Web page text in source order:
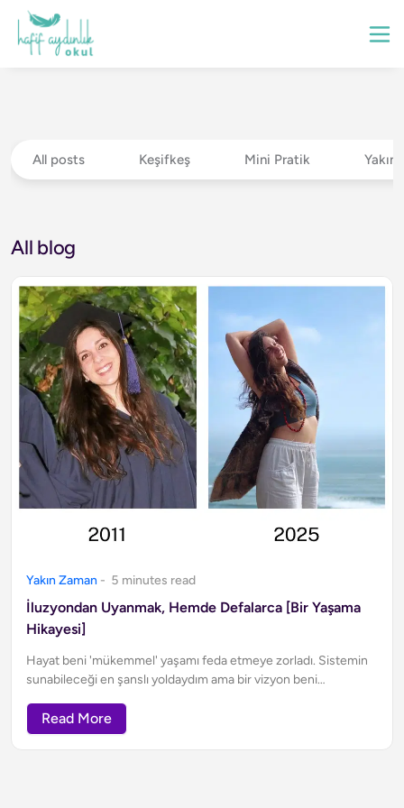
All posts Keşifkeş Mini Pratik Yakın
All blog
Yakın Zaman - 5 minutes read
İluzyondan Uyanmak, Hemde Defalarca [Bir Yaşama
Hikayesi]
Hayat beni 'mükemmel' yaşamı feda etmeye zorladı. Sistemin
sunabileceği en şanslı yoldaydım ama bir vizyon beni
Read More